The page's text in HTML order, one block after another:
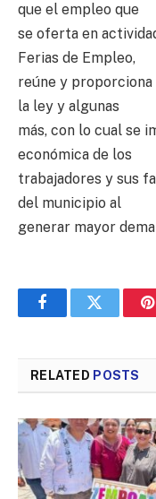
que el empleo que
se oferta en
Ferias de Empleo,
reúne y
la ley y algunas
más, con lo cual se
económica de los
trabajadores y sus
del municipio al
generar mayor
FacebookTwitter
RELATED POSTS